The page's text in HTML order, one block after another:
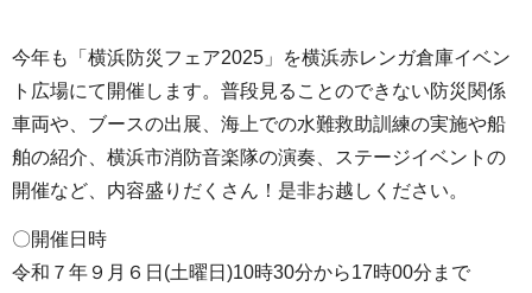
今年も「横浜防災フェア2025」を横浜赤レンガ倉庫イベン
ト広場にて開催します。普段見ることのできない防災関係
車両や、ブースの出展、海上での水難救助訓練の実施や船
舶の紹介、横浜市消防音楽隊の演奏、ステージイベントの
開催など、内容盛りだくさん！是非お越しください。
〇開催日時
令和７年９月６日(土曜日)10時30分から17時00分まで